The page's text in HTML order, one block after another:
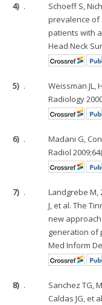
4) .
Schoeff S,
prevalence of
patients with
Head Neck
5) .
Weissman JL,
Radiology
6) .
Madani G,
Radiol
7) .
Landgrebe M,
J, et al. The
new
generation of
Med Inform
8) .
Sanchez TG,
Caldas JG, et